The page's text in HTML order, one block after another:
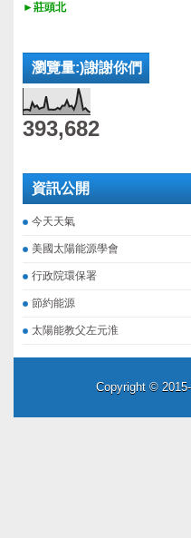
►莊頭北
瀏覽量:)謝謝你們
393,682
資訊公開
今天天氣
美國太陽能源學會
行政院環保署
節約能源
太陽能教父左元淮
Copyright ©